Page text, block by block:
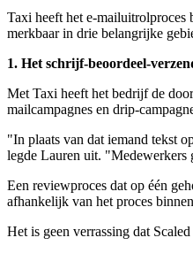
Taxi heeft het e-mailuitrolproces
merkbaar in drie belangrijke
1. Het schrijf-beoordeel-
Met Taxi heeft het bedrijf de
mailcampagnes en drip-
"In plaats van dat iemand tekst
legde Lauren uit. "Medewerkers
Een reviewproces dat op één
afhankelijk van het proces
Het is geen verrassing dat